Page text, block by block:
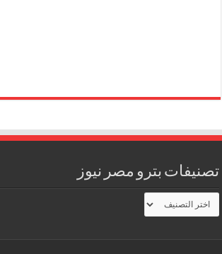
تصنيفات بترو مصر نيوز
تصنيفات
بترو
مصر